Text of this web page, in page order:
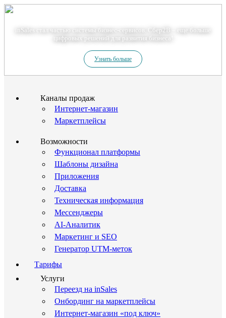
inSales стал частью системы бизнес-сервисов. Сбер2В – еще больше
цифровых решений для развития бизнеса!
Узнать больше
Каналы продаж
Интернет-магазин
Маркетплейсы
Возможности
Функционал платформы
Шаблоны дизайна
Приложения
Доставка
Техническая информация
Мессенджеры
AI-Аналитик
Маркетинг и SEO
Генератор UTM-меток
Тарифы
Услуги
Переезд на inSales
Онбординг на маркетплейсы
Интернет-магазин «под ключ»